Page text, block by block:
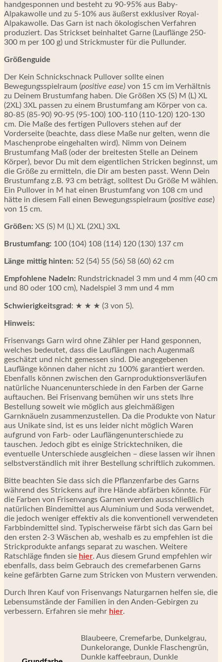
handgesponnen und besteht zu 90-95% aus Baby-
Alpakawolle und zu 5-10% aus äußerst exklusiver Royal-
Alpakawolle. Das Garn ist nach ökologischen Verfahren
produziert. Das Strickset beinhaltet Garne (Lauflänge 250-
300 m per 100 g) und Strickmuster für die Pullunder.
Größenguide
Der Kein Schnickschnack Pullover sollte einen
Bewegungsspielraum (positive ease) von 15 cm im Verhältnis
zu Deinem Brustumfang haben. Die Größen XS (S) M (L) XL
(2XL) 3XL passen zu einem Brustumfang am Körper von ca.
80-85 (85-90) 90-95 (95-100) 100-110 (110-120) 120-130
cm. Die Maße des fertigen Pullovers stehen auf der
Vorderseite (beachte, dass diese Maße nur gelten, wenn die
Maschenprobe eingehalten wird). Nimm von Deinem
Brustumfang Maß (oder der breitesten Stelle an Deinem
Körper), bevor Du mit dem eigentlichen Stricken beginnst, um
die Größe zu ermitteln, die Dir am besten passt. Wenn Dein
Brustumfang z.B. 93 cm beträgt, solltest Du Größe M wählen.
Ein Pullover in M hat einen Brustumfang von 108 cm und
hätte in diesem Fall einen Bewegungsspielraum (positive ease)
von 15 cm.
Größen: XS (S) M (L) XL (2XL) 3XL
Brustumfang: 100 (104) 108 (114) 120 (130) 137 cm
Länge mittig hinten: 52 (54) 55 (56) 58 (60) 62 cm
Empfohlene Nadeln: Rundstricknadel 3 mm und 4 mm (40 cm
und 80 oder 100 cm), Nadelspiel 3 mm und 4 mm
Schwierigkeitsgrad : ★ ★ ★ (3 von 5).
Hinweis:
Frisenvangs Garn wird ohne Zähler per Hand gesponnen,
welches bedeutet, dass die Lauflängen nach Augenmaß
geschätzt und nicht gemessen sind. Die angegebenen
Lauflänge können daher nicht zu 100% garantiert werden.
Ebenfalls können zwischen den Garnproduktionsverläufen
natürliche Nuancenunterschiede in den Farben der Garne
auftauchen. Bei Frisenvang bemühen wir uns stets Ihre
Bestellung soweit wie möglich aus gleichmäßigen
Garnknäueln zusammenzustellen. Da die Produkte von Natur
aus Unikate sind, ist es uns leider nicht möglich Waren
aufgrund von Farb- oder Lauflängenunterschiede zu
tauschen. Jedoch gibt es einige Stricktechniken, die
eventuelle Unterschiede ausgleichen – diese lassen wir ihnen
selbstverständlich mit ihrer Bestellung schriftlich zukommen.
Bitte beachten Sie dass sich die Pflanzenfarbe des Garns
während des Strickens auf ihre Hände abfärben könnte. Für
die Farben von Frisenvangs Garnen werden ausschließlich
natürlichen Bindemittel aus Aluminium und Soda verwendet,
die jedoch weniger effektiv als die konventionell verwendeten
Farbbindemittel sind. Typischerweise färbt sich das Garn bei
den ersten 2-3 Wäschen ab, weshalb es zu empfehlen ist die
Strickprodukte anfangs separat zu waschen. Weitere
Ratschläge finden sie hier. Aus diesem Grund empfehlen wir
ebenfalls, dass beim Gebrauch des cremefarbenen Garns
keine gefärbten Garne zum Stricken von Mustern verwenden.
Durch Ihren Kauf von Frisenvangs Naturgarnen helfen sie, die
Lebensumstände der Familien in den Anden-Gebirgen zu
verbessern. Erfahren sie mehr hier.
Blaubeere, Cremefarbe, Dunkelgrau,
Dunkelorange, Dunkle Flaschengrün,
Dunkle kaffeebraun, Dunkle